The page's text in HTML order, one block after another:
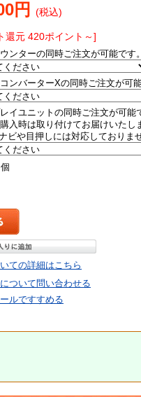
円 (税込)
還元 420ポイント～]
ンターの同時ご注文が可能です。
ンバーターXの同時ご注文が可能
イユニットの同時ご注文が可能
入時は取り付けてお届けいたし
ビや目押しには対応しておりませ
個
ての詳細はこちら
ついて問い合わせる
ルですすめる